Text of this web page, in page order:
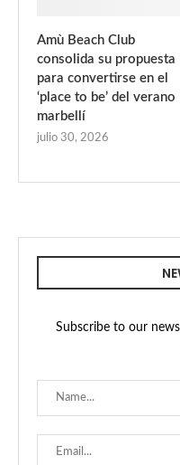
Amù Beach Club
consolida su propuesta
para convertirse en el
‘place to be’ del verano
marbellí
julio 30, 2026
Subscribe to our